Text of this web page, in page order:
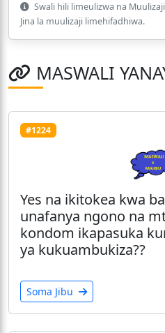
Swali hili limeulizwa na
Jina la muulizaji limehifadhiwa.
MASWALI
#1224
Yes na ikitokea kwa
unafanya ngono na
kondom ikapasuka
ya kukuambukiza??
Soma Jibu